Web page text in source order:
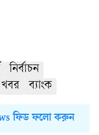
নির্বাচন
খবর ব্যাংক
ফিড ফলো করুন